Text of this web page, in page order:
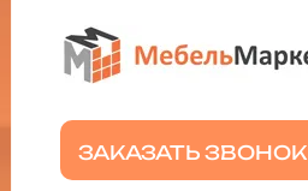
ЗАКАЗАТЬ ЗВОНОК